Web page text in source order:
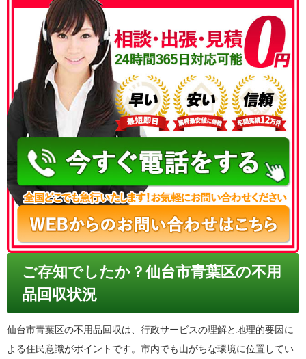
050-3186-4780
ご存知でしたか？仙台市青葉区の不用
品回収状況
仙台市青葉区の不用品回収は、行政サービスの理解と地理的要因に
よる住民意識がポイントです。市内でも山がちな環境に位置してい